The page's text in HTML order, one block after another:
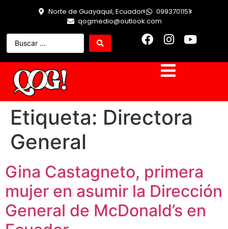
Norte de Guayaquil, Ecuador
0993701151
qogmedio@outlook.com
Etiqueta: Directora
General
Gina Castagneto, primera
mujer en asumir la Dirección
General de McDonald’s en